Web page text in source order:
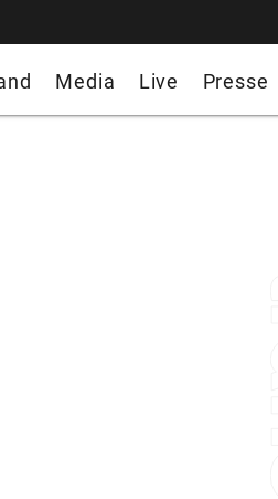
Media Live Presse